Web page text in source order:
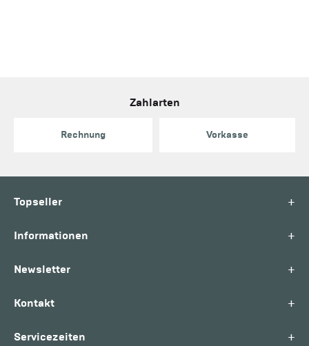
Zahlarten
Rechnung Vorkasse
Topseller +
Informationen +
Newsletter +
Kontakt +
Servicezeiten +